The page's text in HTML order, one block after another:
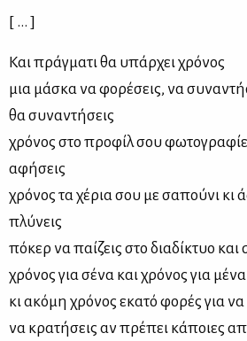
[ ... ]
Και πράγματι θα υπάρχει χρόνος
μια μάσκα να φορέσεις, να
θα συναντήσεις
χρόνος στο προφίλ σου
αφήσεις
χρόνος τα χέρια σου με σαπούνι κι
πλύνεις
πόκερ να παίζεις στο διαδίκτυο
χρόνος για σένα και χρόνος για μένα
κι ακόμη χρόνος εκατό φορές για να
να κρατήσεις αν πρέπει κάποιες